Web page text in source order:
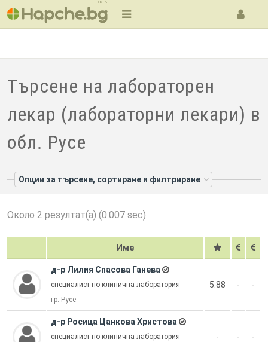
BETA
Търсене на лабораторен
лекар (лабораторни лекари) в
обл. Русе
Опции за търсене, сортиране и филтриране
Около 2 резултат(а) (0.007 sec)
Име
д-р Лилия Спасова Ганева
специалист по клинична лаборатория
гр. Русе
5.88 - -
д-р Росица Цанкова Христова
специалист по клинична лаборатория
- - -